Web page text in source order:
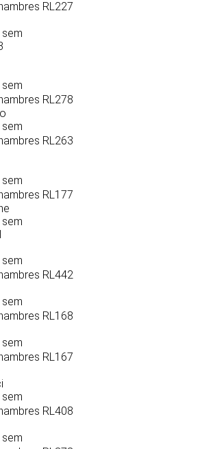
RL227
RL278
RL263
RL177
RL442
RL168
RL167
RL408